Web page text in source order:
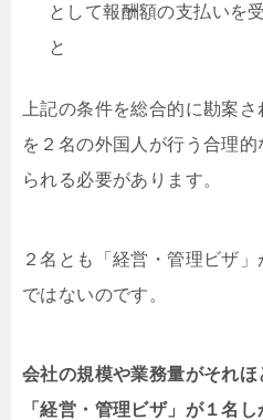
として報酬額の支払いを
と
上記の条件を総合的に勘案
を２名の外国人が行う合理
られる必要があります。
２名とも「経営・管理ビザ
ではないのです。
会社の規模や業務量がそれほ
「経営・管理ビザ」が１名